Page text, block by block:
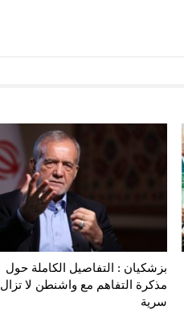
بزشكيان : التفاصيل الكاملة حول
مذكرة التفاهم مع واشنطن لا تزال
سرية